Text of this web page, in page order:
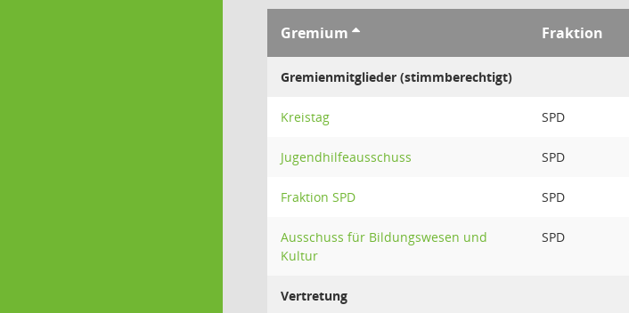
Gremium Fraktion
Gremienmitglieder (stimmberechtigt)
Kreistag SPD
Jugendhilfeausschuss SPD
Fraktion SPD SPD
Ausschuss für Bildungswesen und
Kultur
SPD
Vertretung